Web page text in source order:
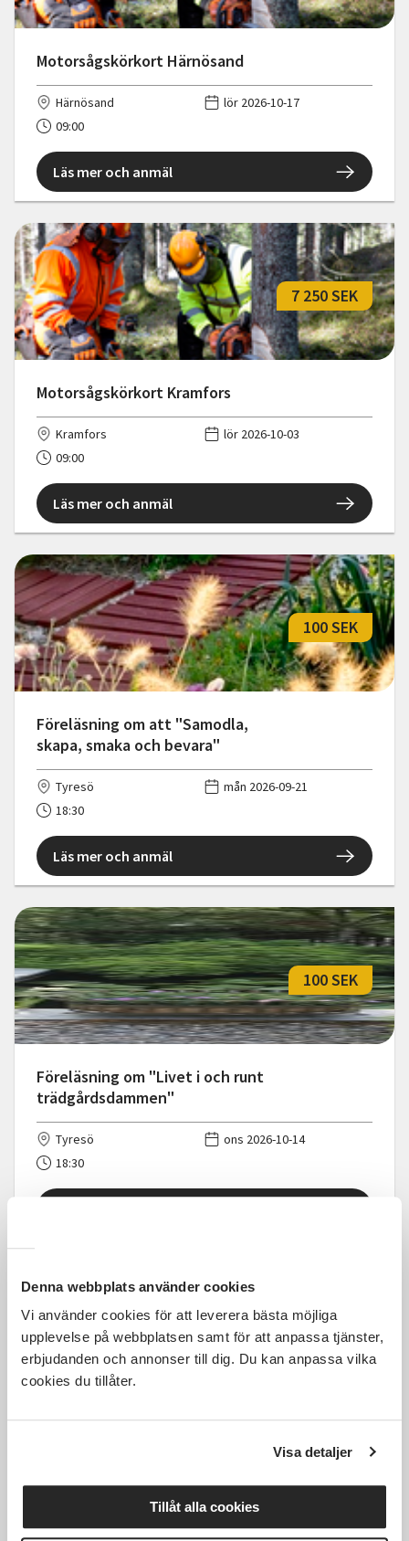
Denna webbplats använder cookies
Vi använder cookies för att leverera bästa möjliga
upplevelse på webbplatsen samt för att anpassa tjänster,
erbjudanden och annonser till dig. Du kan anpassa vilka
cookies du tillåter.
Visa detaljer
Tillåt alla cookies
Motorsågskörkort Härnösand
Härnösand
lör 2026-10-17
09:00
Läs mer och anmäl
Motorsågskörkort Kramfors
7 250 SEK
Kramfors
lör 2026-10-03
09:00
Läs mer och anmäl
Föreläsning om att "Samodla,
skapa, smaka och bevara"
100 SEK
Tyresö
mån 2026-09-21
18:30
Läs mer och anmäl
Föreläsning om "Livet i och runt
trädgårdsdammen"
100 SEK
Tyresö
ons 2026-10-14
18:30
150 SEK
Distans
sön 2026-08-09